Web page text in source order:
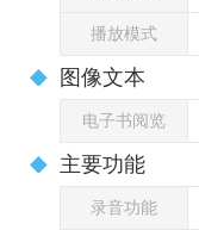
播放模式
图像文本
电子书阅览
主要功能
录音功能